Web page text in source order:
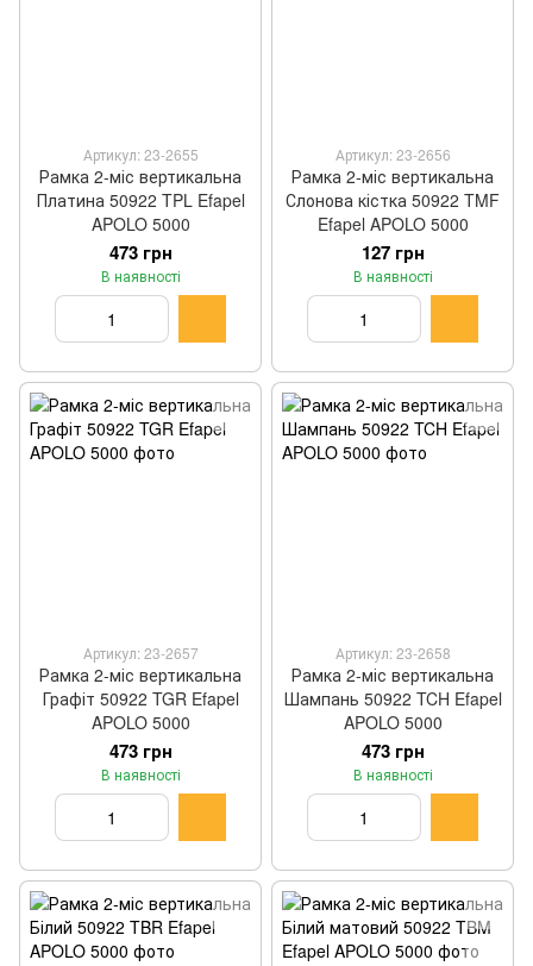
Артикул: 23-2655
Рамка 2-міс вертикальна
Платина 50922 TPL Efapel
APOLO 5000
473 грн
В наявності
Артикул: 23-2656
Рамка 2-міс вертикальна
Слонова кістка 50922 TMF
Efapel APOLO 5000
127 грн
В наявності
Артикул: 23-2657
Рамка 2-міс вертикальна
Графіт 50922 TGR Efapel
APOLO 5000
473 грн
В наявності
Артикул: 23-2658
Рамка 2-міс вертикальна
Шампань 50922 TCH Efapel
APOLO 5000
473 грн
В наявності